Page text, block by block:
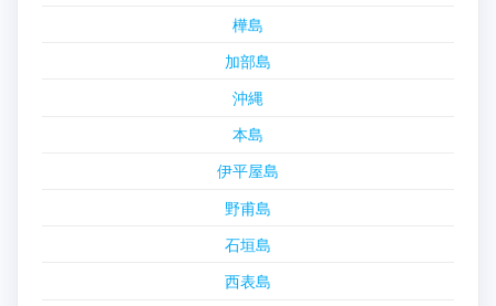
樺島
加部島
沖縄
本島
伊平屋島
野甫島
石垣島
西表島